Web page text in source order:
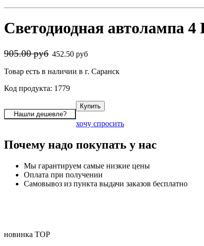
Светодиодная автолампа
905.00 руб 452.50 руб
Товар есть в наличии в г. Саранск
Код продукта: 1779
хочу спросить
Почему надо покупать у нас
Мы гарантируем самые низкие цены
Оплата при получении
Самовывоз из пункта выдачи заказов бесплатно
новинка TOP